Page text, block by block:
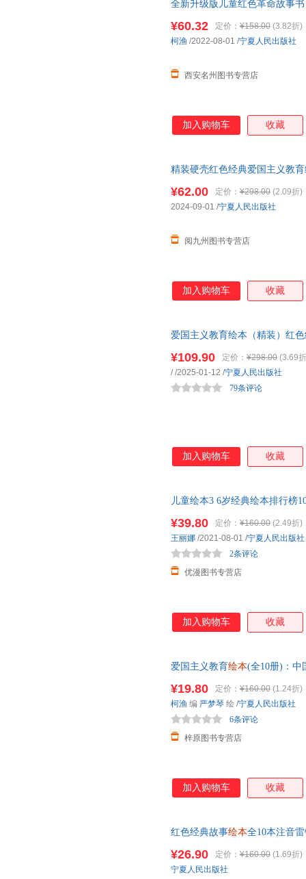
全新升级版儿童红色革命故事
¥60.32 定价： ¥158.00 (3.82折)
西安名州图书专营店
柯渔 /2022-08-01 /宁夏人民出版社
加入购物车 收藏
精装硬壳红色经典爱国主义教
¥62.00 定价： ¥298.00 (2.09折)
阅九州图书专营店
2024-09-01 /宁夏人民出版社
加入购物车 收藏
爱国主义教育绘本（精装）红
¥109.90 定价： ¥298.00 (3.69
79条评论
//2025-01-12 /宁夏人民出版社
加入购物车 收藏
儿童绘本3 6岁经典绘本排行榜
际大师插画 爱的教育绘本 亲子
¥39.80 定价： ¥160.00 (2.49折)
优漫图书专营店
2条评论
王丽娜 /2021-08-01 /宁夏人民出版社
加入购物车 收藏
爱国主义教育绘本(全10册)：中
¥19.80 定价： ¥160.00 (1.24折)
梓原图书专营店
6条评论
柯渔 编 严梦琴 绘 /宁夏人民出版社
加入购物车 收藏
红色经典故事绘本全10本注音
¥26.90 定价： ¥160.00 (1.69折)
宁夏人民出版社